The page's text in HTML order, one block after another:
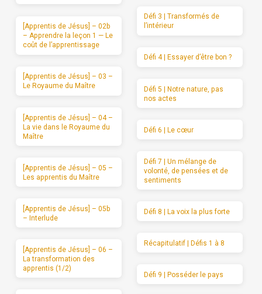
[Apprentis de Jésus] – 02b
– Apprendre la leçon 1 — Le
coût de l’apprentissage
[Apprentis de Jésus] – 03 –
Le Royaume du Maître
[Apprentis de Jésus] – 04 –
La vie dans le Royaume du
Maître
[Apprentis de Jésus] – 05 –
Les apprentis du Maître
[Apprentis de Jésus] – 05b
– Interlude
[Apprentis de Jésus] – 06 –
La transformation des
apprentis (1/2)
Défi 3 | Transformés de
l’intérieur
Défi 4 | Essayer d’être bon ?
Défi 5 | Notre nature, pas
nos actes
Défi 6 | Le cœur
Défi 7 | Un mélange de
volonté, de pensées et de
sentiments
Défi 8 | La voix la plus forte
Récapitulatif | Défis 1 à 8
Défi 9 | Posséder le pays